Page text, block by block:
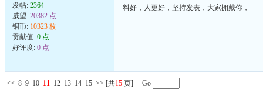
发帖: 2364
威望: 20382 点
铜币: 10323 枚
贡献值: 0 点
好评度: 0 点
料好，人更好，坚持发表，大家拥戴你，
<< 8 9 10 11 12 13 14 15 >> [共15 页] Go